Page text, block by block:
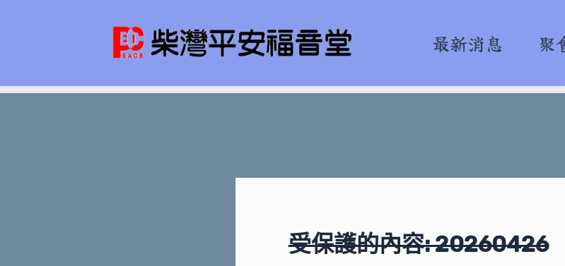
content
最新消息 聚
受保護的內容: 20260426
navigation